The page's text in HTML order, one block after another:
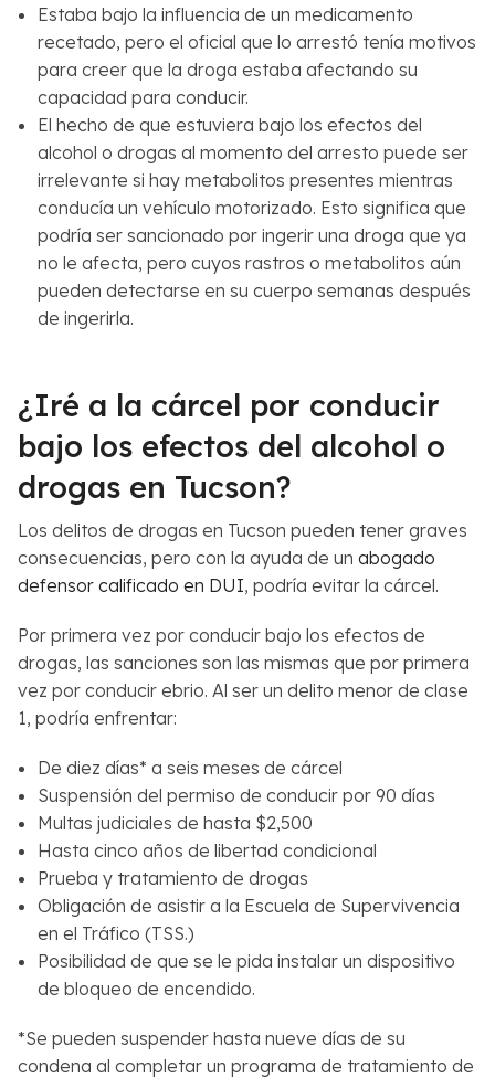
Estaba bajo la influencia de un medicamento
recetado, pero el oficial que lo arrestó tenía motivos
para creer que la droga estaba afectando su
capacidad para conducir.
El hecho de que estuviera bajo los efectos del
alcohol o drogas al momento del arresto puede ser
irrelevante si hay metabolitos presentes mientras
conducía un vehículo motorizado. Esto significa que
podría ser sancionado por ingerir una droga que ya
no le afecta, pero cuyos rastros o metabolitos aún
pueden detectarse en su cuerpo semanas después
de ingerirla.
¿Iré a la cárcel por conducir
bajo los efectos del alcohol o
drogas en Tucson?
Los delitos de drogas en Tucson pueden tener graves
consecuencias, pero con la ayuda de un abogado
defensor calificado en DUI, podría evitar la cárcel.
Por primera vez por conducir bajo los efectos de
drogas, las sanciones son las mismas que por primera
vez por conducir ebrio. Al ser un delito menor de clase
1, podría enfrentar:
De diez días* a seis meses de cárcel
Suspensión del permiso de conducir por 90 días
Multas judiciales de hasta $2,500
Hasta cinco años de libertad condicional
Prueba y tratamiento de drogas
Obligación de asistir a la Escuela de Supervivencia
en el Tráfico (TSS.)
Posibilidad de que se le pida instalar un dispositivo
de bloqueo de encendido.
*Se pueden suspender hasta nueve días de su
condena al completar un programa de tratamiento de